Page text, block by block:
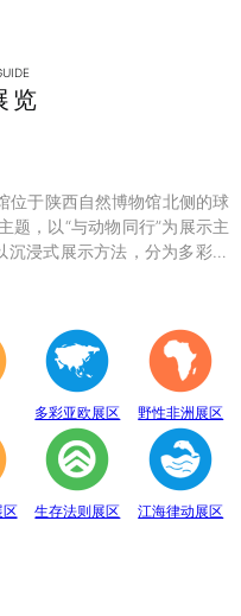
览
题，以“与动物同行”为展示主
浸式展示方法，分为多彩亚
秘澳洲、生存法则、江海律
10个展示体验区，共展出七
多彩亚欧展区 野性非洲展区
区 生存法则展区 江海律动展区